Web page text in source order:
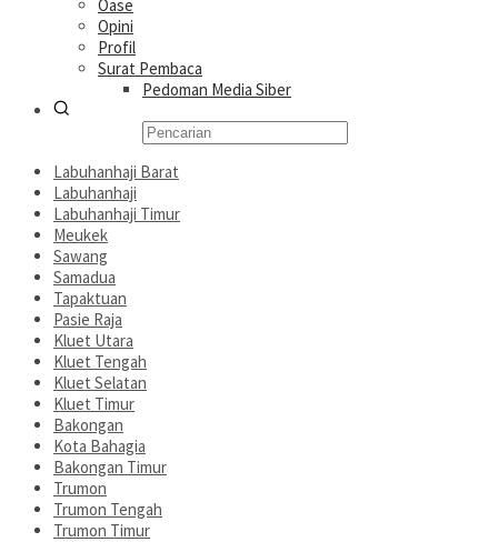
Oase
Opini
Profil
Surat Pembaca
Pedoman Media Siber
Labuhanhaji Barat
Labuhanhaji
Labuhanhaji Timur
Meukek
Sawang
Samadua
Tapaktuan
Pasie Raja
Kluet Utara
Kluet Tengah
Kluet Selatan
Kluet Timur
Bakongan
Kota Bahagia
Bakongan Timur
Trumon
Trumon Tengah
Trumon Timur